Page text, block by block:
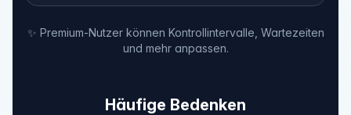
✨ Premium-Nutzer können Kontrollintervalle, Wartezeiten
und mehr anpassen.
Häufige Bedenken